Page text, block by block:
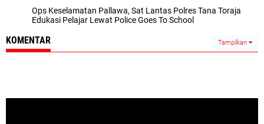
Ops Keselamatan Pallawa, Sat Lantas Polres Tana Toraja
Edukasi Pelajar Lewat Police Goes To School
KOMENTAR Tampilkan